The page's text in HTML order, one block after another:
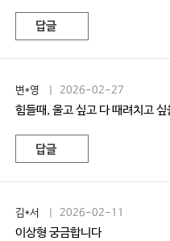
답글
변*영 | 2026-02-27
힘들때, 울고 싶고 다 때려치고
답글
김*서 | 2026-02-11
이상형 궁금합니다